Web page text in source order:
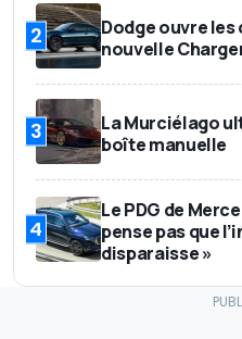
2
Dodge ouvre
nouvelle
3
La Murciélago
boîte manuelle
4
Le PDG de
pense pas que
disparaisse »